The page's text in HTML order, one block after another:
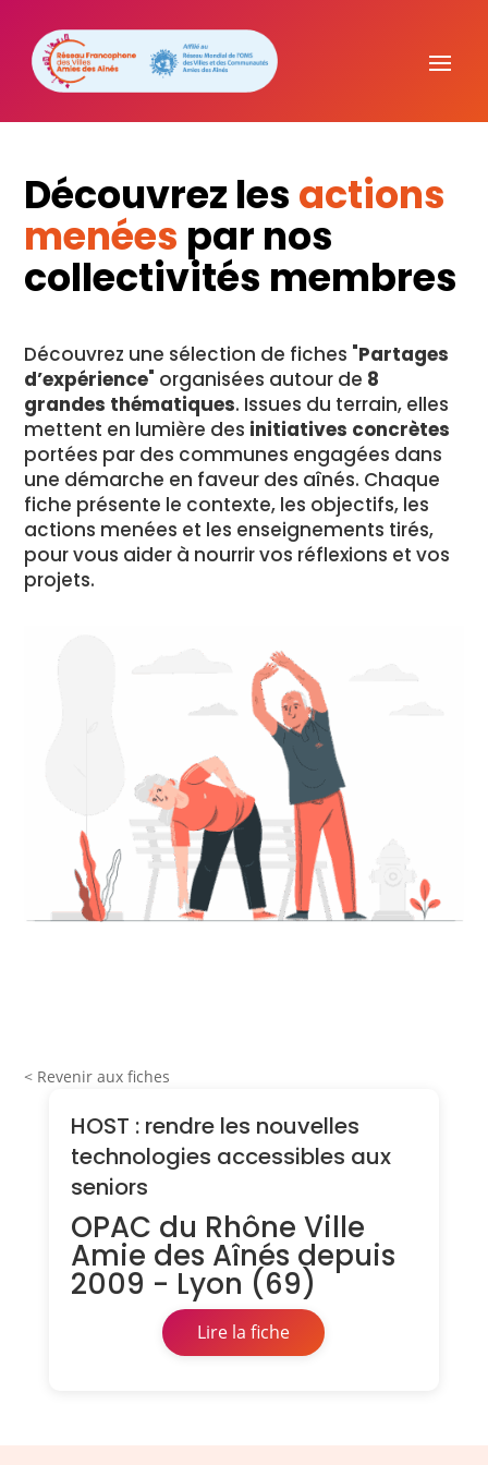
Découvrez les actions
menées par nos
collectivités membres
Découvrez une sélection de fiches "Partages
d’expérience" organisées autour de 8
grandes thématiques. Issues du terrain, elles
mettent en lumière des initiatives concrètes
portées par des communes engagées dans
une démarche en faveur des aînés. Chaque
fiche présente le contexte, les objectifs, les
actions menées et les enseignements tirés,
pour vous aider à nourrir vos réflexions et vos
projets.
< Revenir aux fiches
HOST : rendre les nouvelles
technologies accessibles aux
seniors
OPAC du Rhône Ville
Amie des Aînés depuis
2009 - Lyon (69)
Lire la fiche